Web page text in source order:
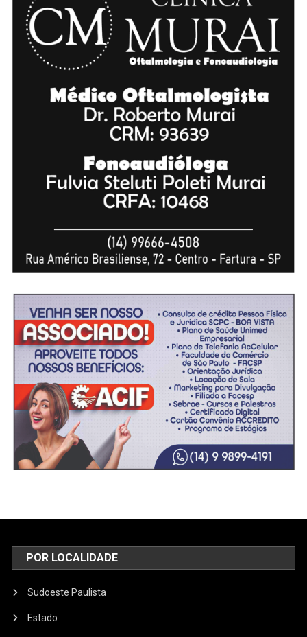
POR LOCALIDADE
Sudoeste Paulista
Estado